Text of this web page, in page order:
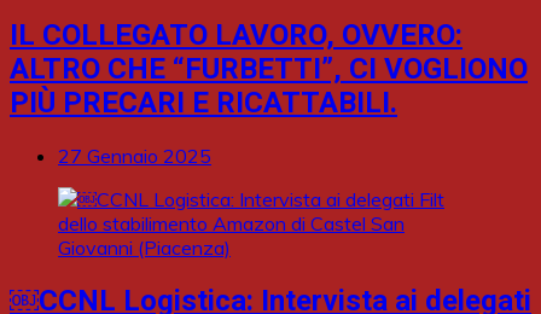
IL COLLEGATO LAVORO, OVVERO:
ALTRO CHE “FURBETTI”, CI VOGLIONO
PIÙ PRECARI E RICATTABILI.
27 Gennaio 2025
￼CCNL Logistica: Intervista ai delegati